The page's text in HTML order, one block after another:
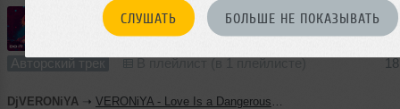
СЛУШАТЬ БОЛЬШЕ НЕ ПОКАЗЫВАТЬ
1355 раз 11 MB, 320
Авторский трек В плейлист (в 1 плейлисте)
DjVERONiYA ➝ VERONiYA - Love Is a Dangerous Thing